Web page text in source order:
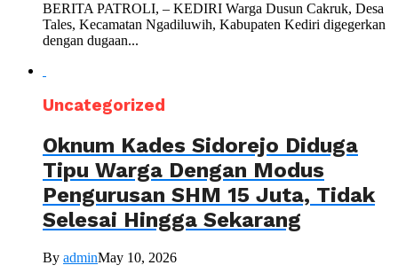
BERITA PATROLI, – KEDIRI Warga Dusun Cakruk, Desa
Tales, Kecamatan Ngadiluwih, Kabupaten Kediri digegerkan
dengan dugaan...
Uncategorized
Oknum Kades Sidorejo Diduga
Tipu Warga Dengan Modus
Pengurusan SHM 15 Juta, Tidak
Selesai Hingga Sekarang
By adminMay 10, 2026